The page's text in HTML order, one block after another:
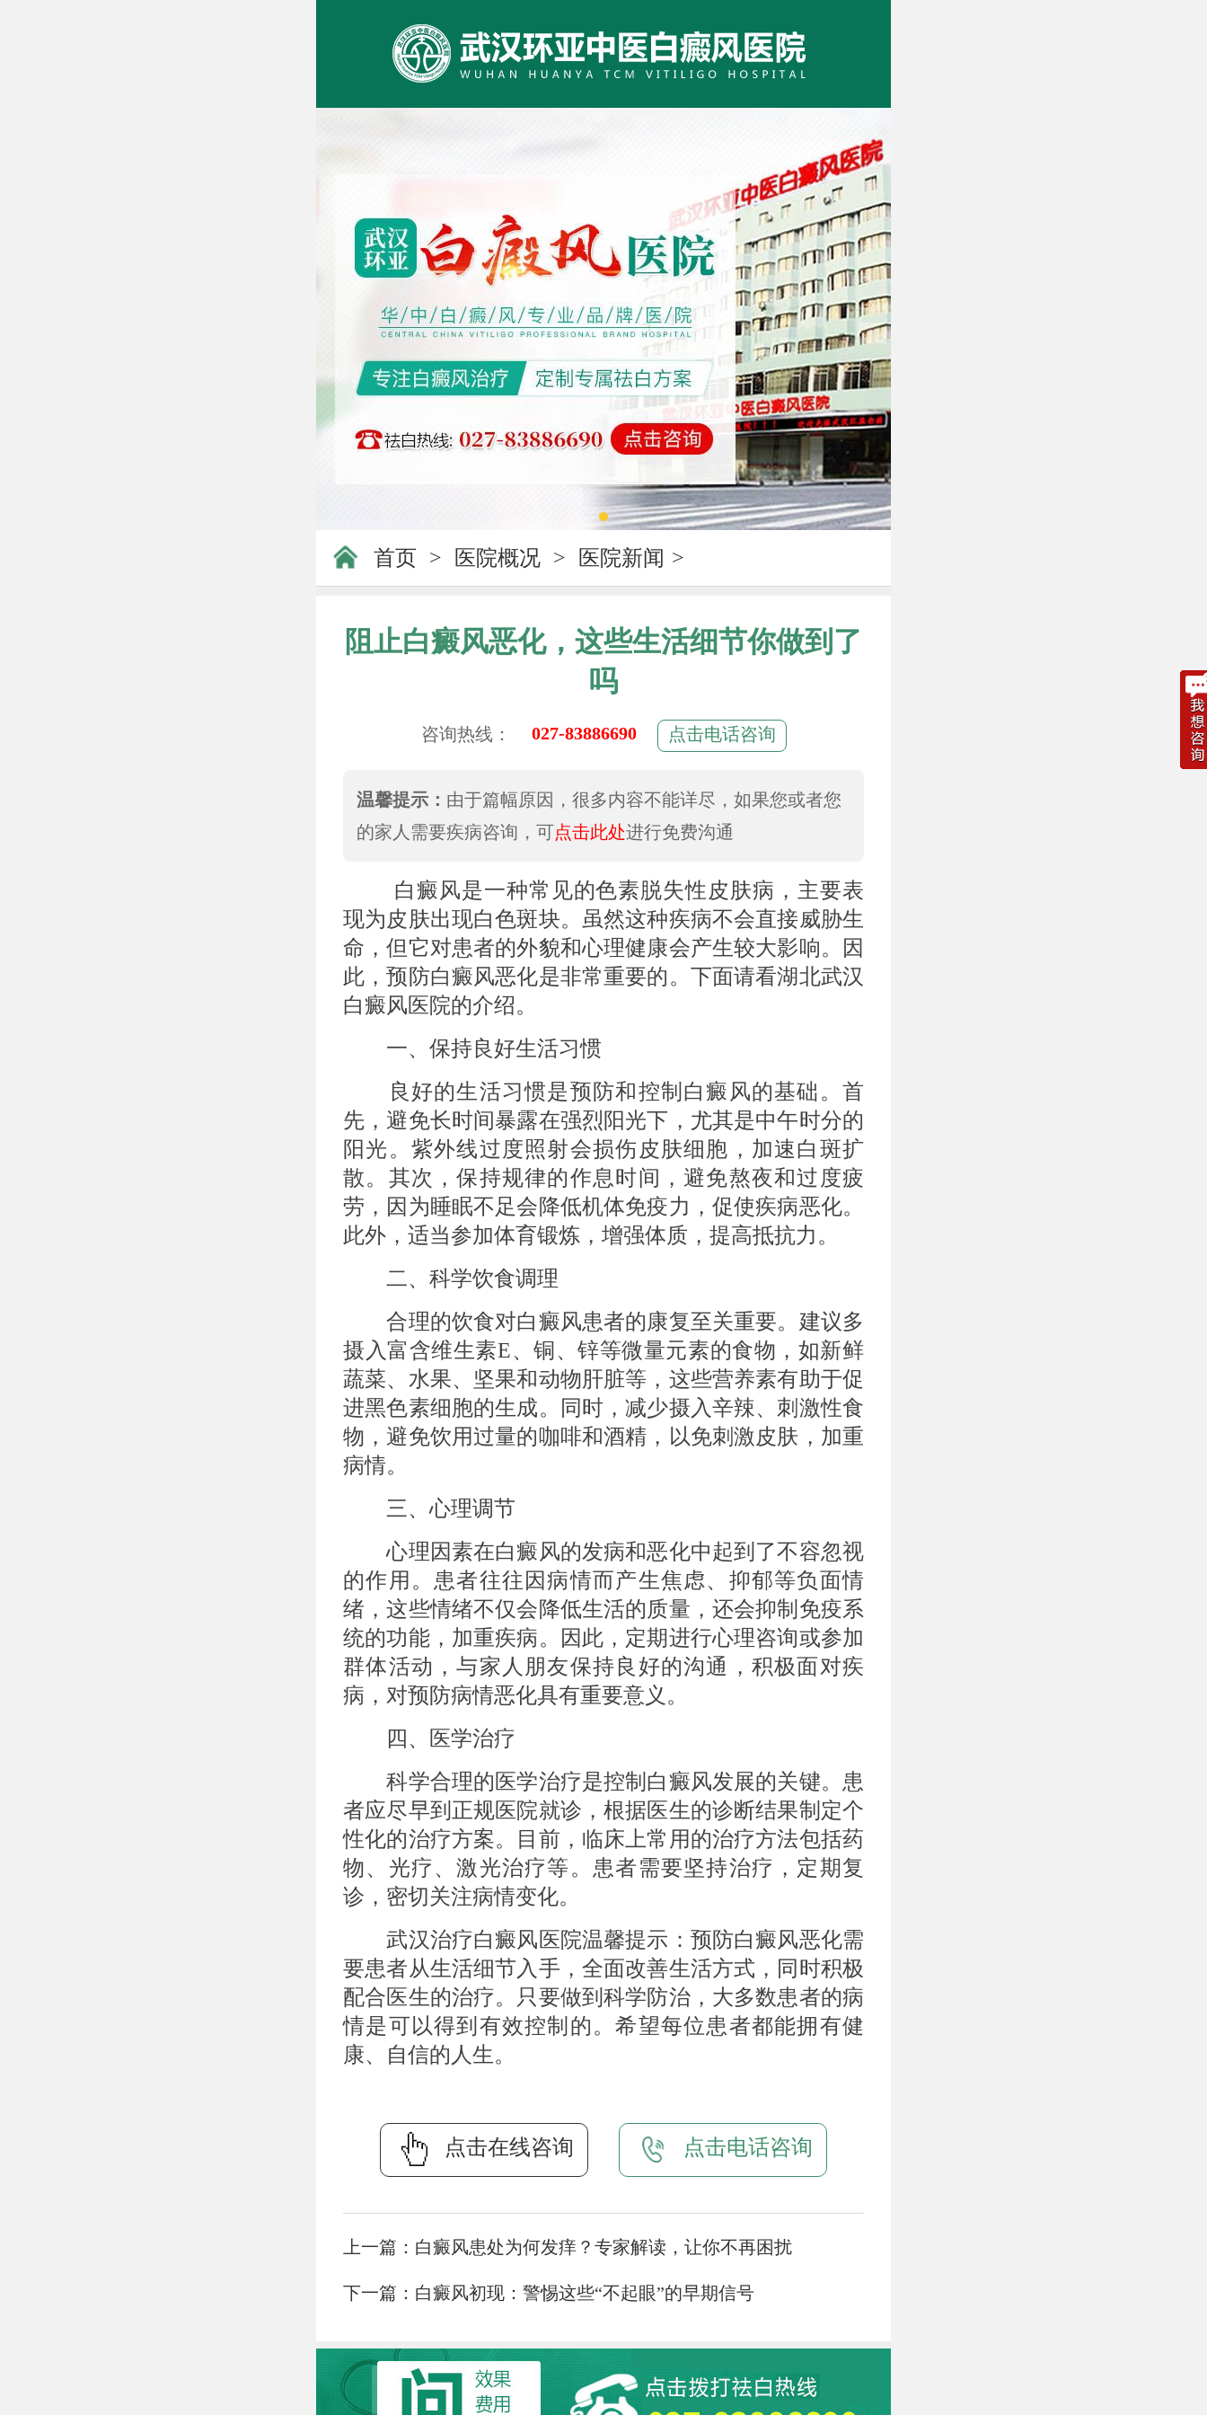
首页 > 医院概况 > 医院新闻 >
阻止白癜风恶化，这些生活细节你做到了
吗
咨询热线： 027-83886690 点击电话咨询
温馨提示： 由于篇幅原因，很多内容不能详尽，如果您或者您
的家人需要疾病咨询，可点击此处进行免费沟通
白癜风是一种常见的色素脱失性皮肤病，主要表
现为皮肤出现白色斑块。虽然这种疾病不会直接威胁生
命，但它对患者的外貌和心理健康会产生较大影响。因
此，预防白癜风恶化是非常重要的。下面请看湖北武汉
白癜风医院的介绍。
一、保持良好生活习惯
良好的生活习惯是预防和控制白癜风的基础。首
先，避免长时间暴露在强烈阳光下，尤其是中午时分的
阳光。紫外线过度照射会损伤皮肤细胞，加速白斑扩
散。其次，保持规律的作息时间，避免熬夜和过度疲
劳，因为睡眠不足会降低机体免疫力，促使疾病恶化。
此外，适当参加体育锻炼，增强体质，提高抵抗力。
二、科学饮食调理
合理的饮食对白癜风患者的康复至关重要。建议多
摄入富含维生素E、铜、锌等微量元素的食物，如新鲜
蔬菜、水果、坚果和动物肝脏等，这些营养素有助于促
进黑色素细胞的生成。同时，减少摄入辛辣、刺激性食
物，避免饮用过量的咖啡和酒精，以免刺激皮肤，加重
病情。
三、心理调节
心理因素在白癜风的发病和恶化中起到了不容忽视
的作用。患者往往因病情而产生焦虑、抑郁等负面情
绪，这些情绪不仅会降低生活的质量，还会抑制免疫系
统的功能，加重疾病。因此，定期进行心理咨询或参加
群体活动，与家人朋友保持良好的沟通，积极面对疾
病，对预防病情恶化具有重要意义。
四、医学治疗
科学合理的医学治疗是控制白癜风发展的关键。患
者应尽早到正规医院就诊，根据医生的诊断结果制定个
性化的治疗方案。目前，临床上常用的治疗方法包括药
物、光疗、激光治疗等。患者需要坚持治疗，定期复
诊，密切关注病情变化。
武汉治疗白癜风医院温馨提示：预防白癜风恶化需
要患者从生活细节入手，全面改善生活方式，同时积极
配合医生的治疗。只要做到科学防治，大多数患者的病
情是可以得到有效控制的。希望每位患者都能拥有健
康、自信的人生。
点击在线咨询 点击电话咨询
上一篇： 白癜风患处为何发痒？专家解读，让你不再困扰
下一篇： 白癜风初现：警惕这些“不起眼”的早期信号